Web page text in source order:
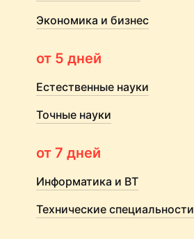
Экономика и бизнес
от 5 дней
Естественные науки
Точные науки
от 7 дней
Информатика и ВТ
Технические специальности